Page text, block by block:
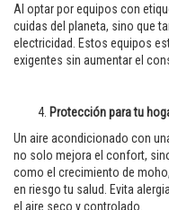
Al optar por equipos con
cuidas del planeta, sino que
electricidad. Estos equipos
exigentes sin aumentar el
Protección para tu
Un aire acondicionado con
no solo mejora el confort,
como el crecimiento de
en riesgo tu salud. Evita
el aire seco y controlado.